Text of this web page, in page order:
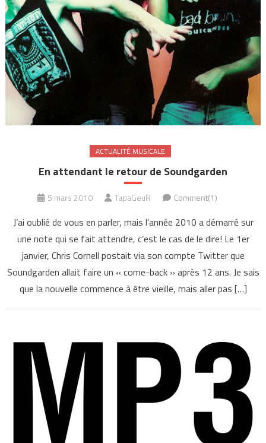
ACTUALITÉ MUSICALE
En attendant le retour de Soundgarden
5 mars 2010 TapaGeuR Comment(1)
J’ai oublié de vous en parler, mais l’année 2010 a démarré sur
une note qui se fait attendre, c’est le cas de le dire! Le 1er
janvier, Chris Cornell postait via son compte Twitter que
Soundgarden allait faire un « come-back » après 12 ans. Je sais
que la nouvelle commence à être vieille, mais aller pas […]